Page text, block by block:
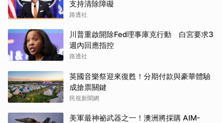
支持清除障礙
路透社
川普重啟開除Fed理事庫克行動 白宮要求3
週內回應指控
路透社
英國音樂祭迎來復甦！分期付款與豪華體驗
成搶票關鍵
民視新聞網
美軍最神祕武器之一！澳洲將採購 AIM-